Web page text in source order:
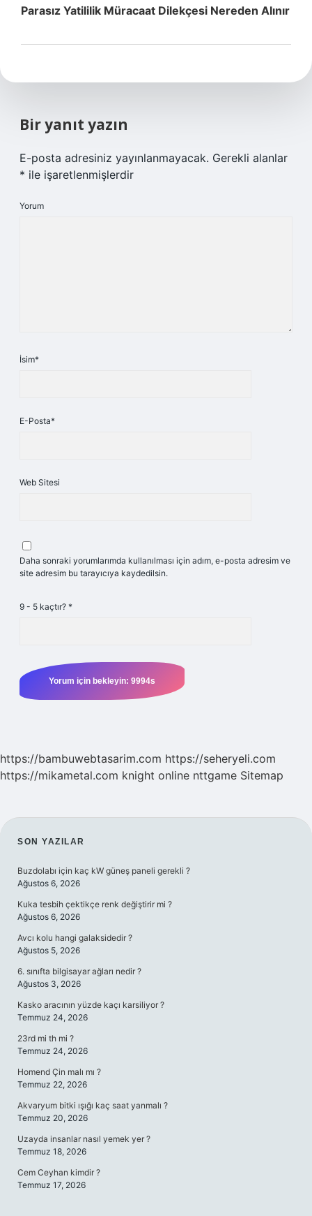
Parasız Yatililik Müracaat Dilekçesi Nereden Alınır
Bir yanıt yazın
E-posta adresiniz yayınlanmayacak. Gerekli alanlar
* ile işaretlenmişlerdir
Yorum
İsim*
E-Posta*
Web Sitesi
Daha sonraki yorumlarımda kullanılması için adım, e-posta adresim ve
site adresim bu tarayıcıya kaydedilsin.
9 - 5 kaçtır? *
https://bambuwebtasarim.com https://seheryeli.com
https://mikametal.com knight online nttgame Sitemap
SIDEBAR
SON YAZILAR
Buzdolabı için kaç kW güneş paneli gerekli ?
Ağustos 6, 2026
Kuka tesbih çektikçe renk değiştirir mi ?
Ağustos 6, 2026
Avcı kolu hangi galaksidedir ?
Ağustos 5, 2026
6. sınıfta bilgisayar ağları nedir ?
Ağustos 3, 2026
Kasko aracının yüzde kaçı karsiliyor ?
Temmuz 24, 2026
23rd mi th mi ?
Temmuz 24, 2026
Homend Çin malı mı ?
Temmuz 22, 2026
Akvaryum bitki ışığı kaç saat yanmalı ?
Temmuz 20, 2026
Uzayda insanlar nasıl yemek yer ?
Temmuz 18, 2026
Cem Ceyhan kimdir ?
Temmuz 17, 2026